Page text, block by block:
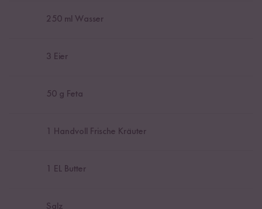
250 ml Wasser
3 Eier
50 g Feta
Handvoll Frische Kräuter
EL Butter
Salz